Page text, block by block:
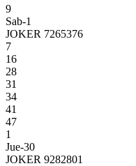
9
Sab-1
JOKER 7265376
7
16
28
31
34
41
47
1
Jue-30
JOKER 9282801